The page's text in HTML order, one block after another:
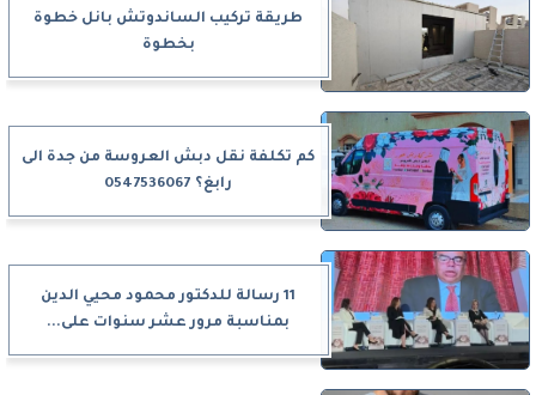
طريقة تركيب الساندوتش بانل خطوة
بخطوة
كم تكلفة نقل دبش العروسة من جدة الى
رابغ؟ 0547536067
11 رسالة للدكتور محمود محيي الدين
بمناسبة مرور عشر سنوات على...